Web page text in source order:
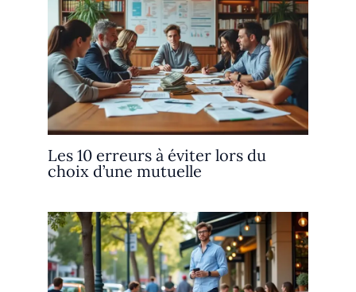
Les 10 erreurs à éviter lors du
choix d’une mutuelle